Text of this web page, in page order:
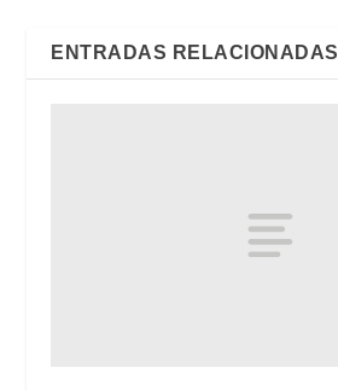
ENTRADAS RELACIONADAS